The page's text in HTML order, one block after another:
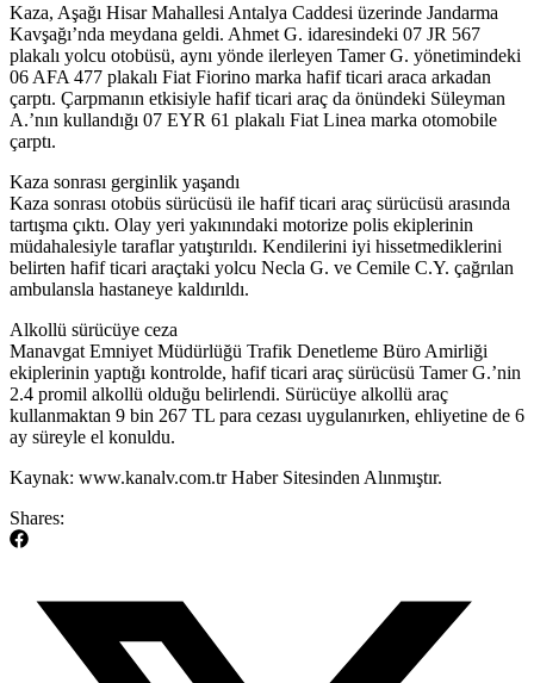
Kaza, Aşağı Hisar Mahallesi Antalya Caddesi üzerinde Jandarma
Kavşağı’nda meydana geldi. Ahmet G. idaresindeki 07 JR 567
plakalı yolcu otobüsü, aynı yönde ilerleyen Tamer G. yönetimindeki
06 AFA 477 plakalı Fiat Fiorino marka hafif ticari araca arkadan
çarptı. Çarpmanın etkisiyle hafif ticari araç da önündeki Süleyman
A.’nın kullandığı 07 EYR 61 plakalı Fiat Linea marka otomobile
çarptı.
Kaza sonrası gerginlik yaşandı
Kaza sonrası otobüs sürücüsü ile hafif ticari araç sürücüsü arasında
tartışma çıktı. Olay yeri yakınındaki motorize polis ekiplerinin
müdahalesiyle taraflar yatıştırıldı. Kendilerini iyi hissetmediklerini
belirten hafif ticari araçtaki yolcu Necla G. ve Cemile C.Y. çağrılan
ambulansla hastaneye kaldırıldı.
Alkollü sürücüye ceza
Manavgat Emniyet Müdürlüğü Trafik Denetleme Büro Amirliği
ekiplerinin yaptığı kontrolde, hafif ticari araç sürücüsü Tamer G.’nin
2.4 promil alkollü olduğu belirlendi. Sürücüye alkollü araç
kullanmaktan 9 bin 267 TL para cezası uygulanırken, ehliyetine de 6
ay süreyle el konuldu.
Kaynak: www.kanalv.com.tr Haber Sitesinden Alınmıştır.
Shares: